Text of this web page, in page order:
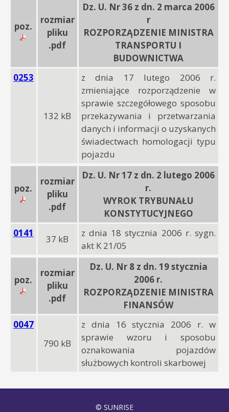
poz.
rozmiar
pliku
.pdf
Dz. U. Nr 36 z dn. 2 marca 2006
r
ROZPORZĄDZENIE MINISTRA
TRANSPORTU I
BUDOWNICTWA
0253
132 kB
z dnia 17 lutego 2006 r.
zmieniające rozporządzenie w
sprawie szczegółowego sposobu
przekazywania i przetwarzania
danych i informacji o uzyskanych
świadectwach homologacji typu
pojazdu
poz.
rozmiar
pliku
.pdf
Dz. U. Nr 17 z dn. 2 lutego 2006
r.
WYROK TRYBUNAŁU
KONSTYTUCYJNEGO
0141
37 kB
z dnia 18 stycznia 2006 r. sygn.
akt K 21/05
poz.
rozmiar
pliku
.pdf
Dz. U. Nr 8 z dn. 19 stycznia
2006 r.
ROZPORZĄDZENIE MINISTRA
FINANSÓW
0047
790 kB
z dnia 16 stycznia 2006 r. w
sprawie wzoru i sposobu
oznakowania pojazdów
służbowych kontroli skarbowej
© SUNRISE